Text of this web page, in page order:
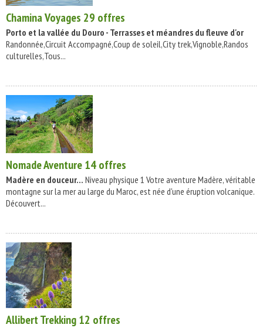
Chamina Voyages 29 offres
Porto et la vallée du Douro - Terrasses et méandres du fleuve d'or
Randonnée,Circuit Accompagné,Coup de soleil,City trek,Vignoble,Randos
culturelles,Tous...
Nomade Aventure14 offres
Madère en douceur... Niveau physique 1 Votre aventure Madère, véritable
montagne sur la mer au large du Maroc, est née d'une éruption volcanique.
Découvert...
Allibert Trekking12 offres